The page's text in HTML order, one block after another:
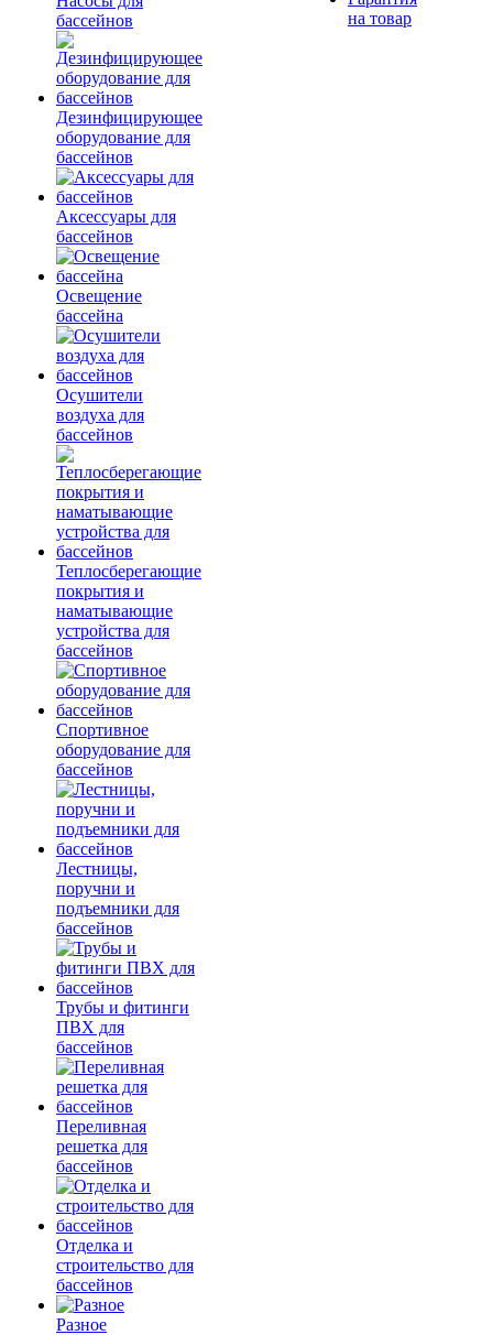
бассейнов
Дезинфицирующее
оборудование для
бассейнов
Аксессуары для
бассейнов
Освещение
бассейна
Осушители
воздуха для
бассейнов
Теплосберегающие
покрытия и
наматывающие
устройства для
бассейнов
Спортивное
оборудование для
бассейнов
Лестницы,
поручни и
подъемники для
бассейнов
Трубы и фитинги
ПВХ для
бассейнов
Переливная
решетка для
бассейнов
Отделка и
строительство для
бассейнов
Разное
на товар